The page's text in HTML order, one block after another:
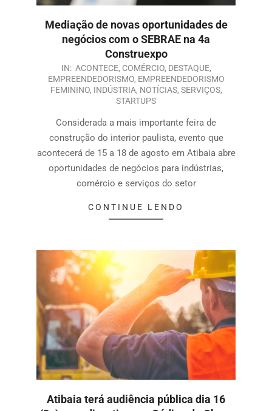
Mediação de novas oportunidades de
negócios com o SEBRAE na 4a
Construexpo
IN: ACONTECE, COMÉRCIO, DESTAQUE,
EMPREENDEDORISMO, EMPREENDEDORISMO
FEMININO, INDÚSTRIA, NOTÍCIAS, SERVIÇOS,
STARTUPS
Considerada a mais importante feira de
construção do interior paulista, evento que
acontecerá de 15 a 18 de agosto em Atibaia abre
oportunidades de negócios para indústrias,
comércio e serviços do setor
CONTINUE LENDO
Atibaia terá audiência pública dia 16